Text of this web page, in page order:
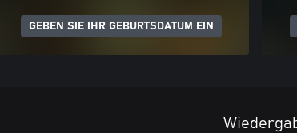
GEBEN SIE IHR GEBURTSDATUM EIN